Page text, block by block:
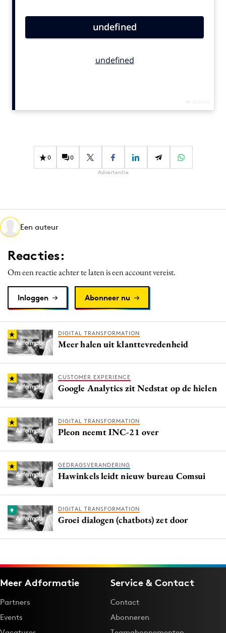
Carriere
Diversiteit
Interne communicatie
Martech
Media
Merkstrategie
PR
Purpose Marketing
Reputatie & crisis
0 0
Advertentie
Een auteur
Reacties:
Om een reactie achter te laten is een account vereist.
Inloggen Abonneer nu
DIGITAL TRANSFORMATION
Meer halen uit klanttevredenheid
CUSTOMER EXPERIENCE
Google Analytics zit Nedstat op de hielen
DIGITAL TRANSFORMATION
Pleon neemt INC-21 over
GEDRAGSVERANDERING
Hawinkels leidt nieuw bureau Comsui
DIGITAL TRANSFORMATION
Groei dialogen (chatbots) zet door
Meer Adformatie
Partners
Events
Service & Contact
Contact
Abonneren